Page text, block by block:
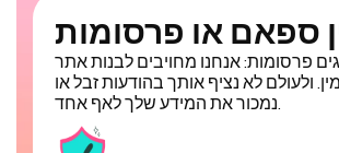
ספאם או פרסומות
פרסומות: אנחנו מחויבים לבנות אתר
ולעולם לא נציף אותך בהודעות זבל או